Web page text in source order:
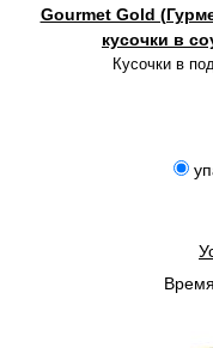
Gourmet Gold
кусочки в
Кусочки в